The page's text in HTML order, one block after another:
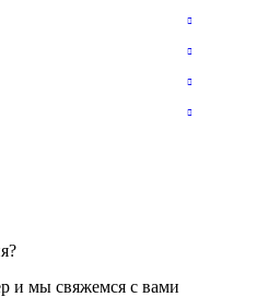
и мы свяжемся с вами